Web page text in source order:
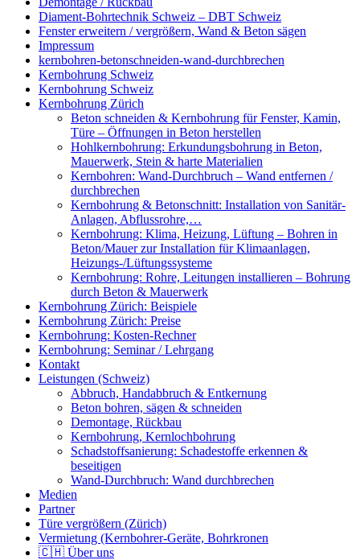
Diament-Bohrtechnik Schweiz – DBT Schweiz
Fenster erweitern / vergrößern, Wand & Beton sägen
Impressum
kernbohren-betonschneiden-wand-durchbrechen
Kernbohrung Schweiz
Kernbohrung Schweiz
Kernbohrung Zürich
Beton schneiden & Kernbohrung für Fenster, Kamin,
Türe – Öffnungen in Beton herstellen
Hohlkernbohrung: Erkundungsbohrung in Beton,
Mauerwerk, Stein & harte Materialien
Kernbohren: Wand-Durchbruch – Wand entfernen /
durchbrechen
Kernbohrung & Betonschnitt: Installation von Sanitär-
Anlagen, Abflussrohre,…
Kernbohrung: Klima, Heizung, Lüftung – Bohren in
Beton/Mauer zur Installation für Klimaanlagen,
Heizungs-/Lüftungssysteme
Kernbohrung: Rohre, Leitungen installieren – Bohrung
durch Beton & Mauerwerk
Kernbohrung Zürich: Beispiele
Kernbohrung Zürich: Preise
Kernbohrung: Kosten-Rechner
Kernbohrung: Seminar / Lehrgang
Kontakt
Leistungen (Schweiz)
Abbruch, Handabbruch & Entkernung
Beton bohren, sägen & schneiden
Demontage, Rückbau
Kernbohrung, Kernlochbohrung
Schadstoffsanierung: Schadestoffe erkennen &
beseitigen
Wand-Durchbruch: Wand durchbrechen
Medien
Partner
Türe vergrößern (Zürich)
Vermietung (Kernbohrer-Geräte, Bohrkronen
🇨🇭 Über uns